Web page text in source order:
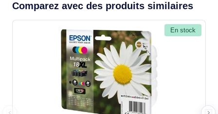
Comparez avec des produits similaires
En stock